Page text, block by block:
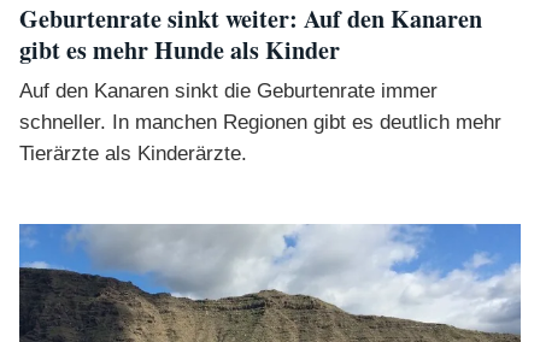
Geburtenrate sinkt weiter: Auf den Kanaren
gibt es mehr Hunde als Kinder
Auf den Kanaren sinkt die Geburtenrate immer
schneller. In manchen Regionen gibt es deutlich mehr
Tierärzte als Kinderärzte.